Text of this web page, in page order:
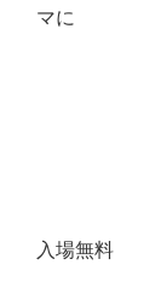
マに
演奏
津軽三
「いと
2018年
唄付指
2022年
一般女
入場無料